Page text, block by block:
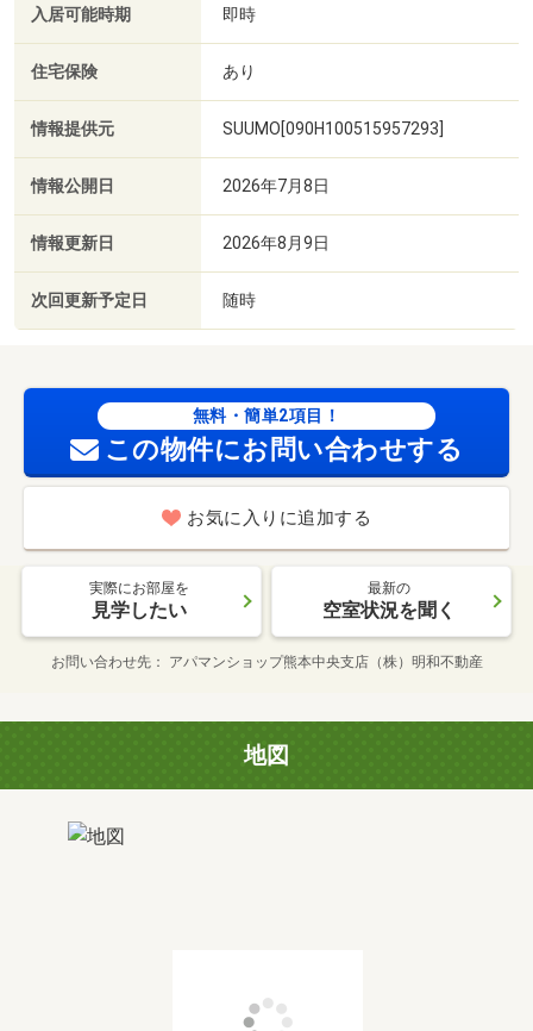
入居可能時期 即時
住宅保険 あり
情報提供元 SUUMO[090H100515957293]
情報公開日 2026年7月8日
情報更新日 2026年8月9日
次回更新予定日 随時
無料・簡単2項目！
この物件にお問い合わせする
お気に入りに追加する
実際にお部屋を
見学したい
最新の
空室状況を聞く
お問い合わせ先 アパマンショップ熊本中央支店（株）明和不動産
地図